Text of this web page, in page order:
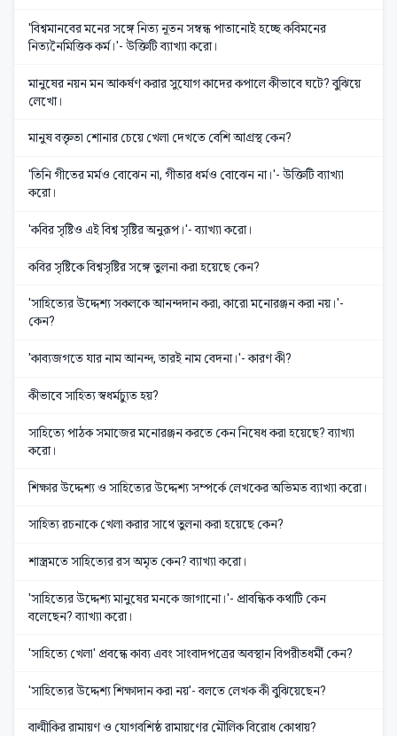
'বিশ্বমানবের মনের সঙ্গে নিত্য নূতন সম্বন্ধ পাতানোই হচ্ছে কবিমনের
নিত্যনৈমিত্তিক কর্ম।'- উক্তিটি ব্যাখ্যা করো।
মানুষের নয়ন মন আকর্ষণ করার সুযোগ কাদের কপালে কীভাবে ঘটে? বুঝিয়ে
লেখো।
মানুষ বক্তৃতা শোনার চেয়ে খেলা দেখতে বেশি আগ্রস্থ কেন?
'তিনি গীতের মর্মও বোঝেন না, গীতার ধর্মও বোঝেন না।'- উক্তিটি ব্যাখ্যা
করো।
'কবির সৃষ্টিও এই বিশ্ব সৃষ্টির অনুরূপ।'- ব্যাখ্যা করো।
কবির সৃষ্টিকে বিশ্বসৃষ্টির সঙ্গে তুলনা করা হয়েছে কেন?
'সাহিত্যের উদ্দেশ্য সকলকে আনন্দদান করা, কারো মনোরঞ্জন করা নয়।'-
কেন?
'কাব্যজগতে যার নাম আনন্দ, তারই নাম বেদনা।'- কারণ কী?
কীভাবে সাহিত্য স্বধর্মচ্যুত হয়?
সাহিত্যে পাঠক সমাজের মনোরঞ্জন করতে কেন নিষেধ করা হয়েছে? ব্যাখ্যা
করো।
শিক্ষার উদ্দেশ্য ও সাহিত্যের উদ্দেশ্য সম্পর্কে লেখকের অভিমত ব্যাখ্যা করো।
সাহিত্য রচনাকে খেলা করার সাথে তুলনা করা হয়েছে কেন?
শাস্ত্রমতে সাহিত্যের রস অমৃত কেন? ব্যাখ্যা করো।
'সাহিত্যের উদ্দেশ্য মানুষের মনকে জাগানো।'- প্রাবন্ধিক কথাটি কেন
বলেছেন? ব্যাখ্যা করো।
'সাহিত্যে খেলা' প্রবন্ধে কাব্য এবং সাংবাদপত্রের অবস্থান বিপরীতধর্মী কেন?
'সাহিত্যের উদ্দেশ্য শিক্ষাদান করা নয়'- বলতে লেখক কী বুঝিয়েছেন?
বাল্মীকির রামায়ণ ও যোগবশিষ্ঠ রামায়ণের মৌলিক বিরোধ কোথায়?